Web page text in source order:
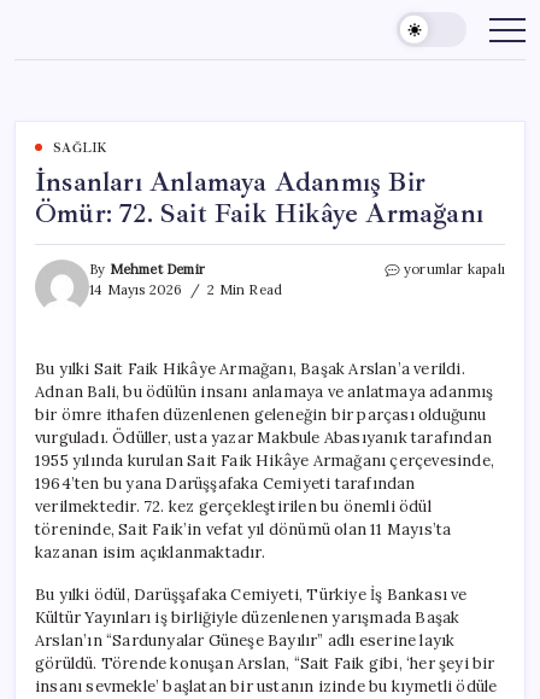
content
SAĞLIK
İnsanları Anlamaya Adanmış Bir
Ömür: 72. Sait Faik Hikâye Armağanı
By Mehmet Demir
14 Mayıs 2026
2 Min Read
İnsanları
72.
Sait
Faik
Hikâye
Armağanı
için
yorumlar kapalı
Bu yılki Sait Faik Hikâye Armağanı, Başak Arslan’a verildi.
Adnan Bali, bu ödülün insanı anlamaya ve anlatmaya adanmış
bir ömre ithafen düzenlenen geleneğin bir parçası olduğunu
vurguladı. Ödüller, usta yazar Makbule Abasıyanık tarafından
1955 yılında kurulan Sait Faik Hikâye Armağanı çerçevesinde,
1964’ten bu yana Darüşşafaka Cemiyeti tarafından
verilmektedir. 72. kez gerçekleştirilen bu önemli ödül
töreninde, Sait Faik’in vefat yıl dönümü olan 11 Mayıs’ta
kazanan isim açıklanmaktadır.
Bu yılki ödül, Darüşşafaka Cemiyeti, Türkiye İş Bankası ve
Kültür Yayınları iş birliğiyle düzenlenen yarışmada Başak
Arslan’ın “Sardunyalar Güneşe Bayılır” adlı eserine layık
görüldü. Törende konuşan Arslan, “Sait Faik gibi, ‘her şeyi bir
insanı sevmekle’ başlatan bir ustanın izinde bu kıymetli ödüle